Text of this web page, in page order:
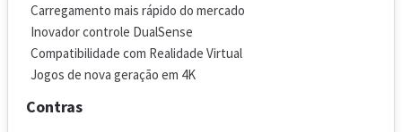
Carregamento mais rápido do mercado
Inovador controle DualSense
Compatibilidade com Realidade Virtual
Jogos de nova geração em 4K
Contras